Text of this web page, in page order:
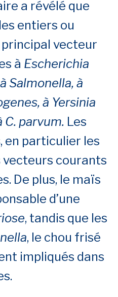
a révélé que
entiers ou
vecteur
à Escherichia
Salmonella, à
à Yersinia
parvum. Les
en particulier les
vecteurs courants
De plus, le maïs
d’une
, tandis que les
, le chou frisé
impliqués dans